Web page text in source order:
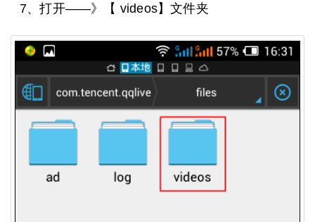
7、打开——》【 videos】文件夹